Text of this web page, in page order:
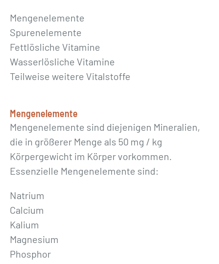
Mengenelemente
Spurenelemente
Fettlösliche Vitamine
Wasserlösliche Vitamine
Teilweise weitere Vitalstoffe
Mengenelemente
Mengenelemente sind diejenigen Mineralien,
die in größerer Menge als 50 mg / kg
Körpergewicht im Körper vorkommen.
Essenzielle Mengenelemente sind:
Natrium
Calcium
Kalium
Magnesium
Phosphor